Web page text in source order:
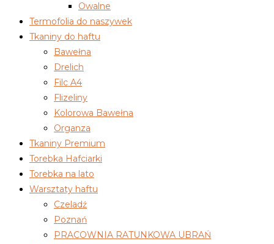
Owalne
Termofolia do naszywek
Tkaniny do haftu
Bawełna
Drelich
Filc A4
Flizeliny
Kolorowa Bawełna
Organza
Tkaniny Premium
Torebka Hafciarki
Torebka na lato
Warsztaty haftu
Czeladź
Poznań
PRACOWNIA RATUNKOWA UBRAŃ